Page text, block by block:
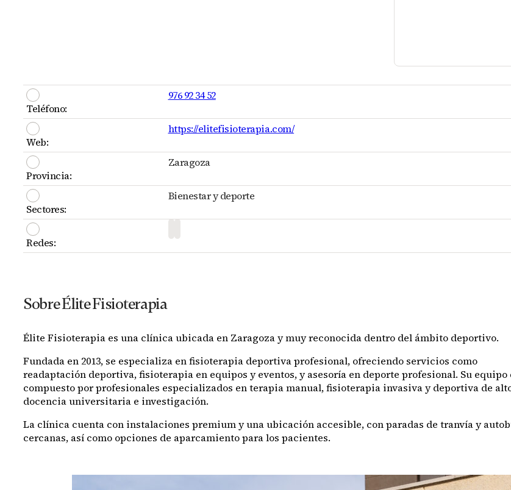
Teléfono:
976 92 34 52
Web:
https://elitefisioterapia.com/
Provincia:
Zaragoza
Sectores:
Bienestar y deporte
Redes:
Sobre Élite Fisioterapia
Élite Fisioterapia es una clínica ubicada en Zaragoza y muy reconocida dentro del ámbito deportivo.
Fundada en 2013, se especializa en fisioterapia deportiva profesional, ofreciendo servicios como
readaptación deportiva, fisioterapia en equipos y eventos, y asesoría en deporte profesional. Su equipo
compuesto por profesionales especializados en terapia manual, fisioterapia invasiva y deportiva de
docencia universitaria e investigación.
La clínica cuenta con instalaciones premium y una ubicación accesible, con paradas de tranvía y
cercanas, así como opciones de aparcamiento para los pacientes.